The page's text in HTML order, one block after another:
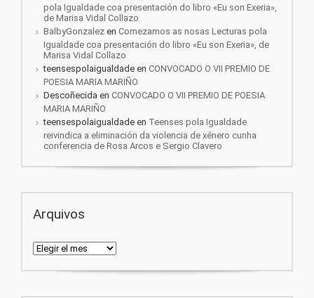
pola Igualdade coa presentación do libro «Eu son Exeria»,
de Marisa Vidal Collazo
BalbyGonzalez en Comezamos as nosas Lecturas pola
Igualdade coa presentación do libro «Eu son Exeria», de
Marisa Vidal Collazo
teensespolaigualdade en CONVOCADO O VII PREMIO DE
POESIA MARIA MARIÑO
Descoñecida en CONVOCADO O VII PREMIO DE POESIA
MARIA MARIÑO
teensespolaigualdade en Teenses pola Igualdade
reivindica a eliminación da violencia de xénero cunha
conferencia de Rosa Arcos e Sergio Clavero
Arquivos
Arquivos